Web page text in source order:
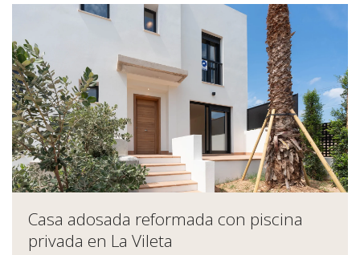
Casa adosada reformada con piscina
privada en La Vileta